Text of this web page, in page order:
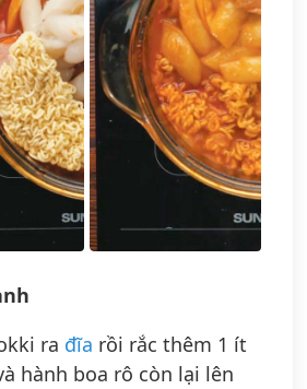
ra đĩa rồi rắc thêm 1 ít
hành boa rô còn lại lên